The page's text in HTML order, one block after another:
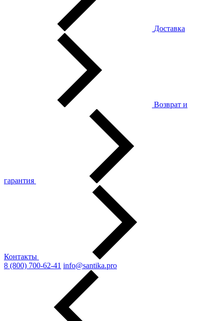
Доставка
Возврат и
гарантия
Контакты
8 (800) 700-62-41 info@santika.pro